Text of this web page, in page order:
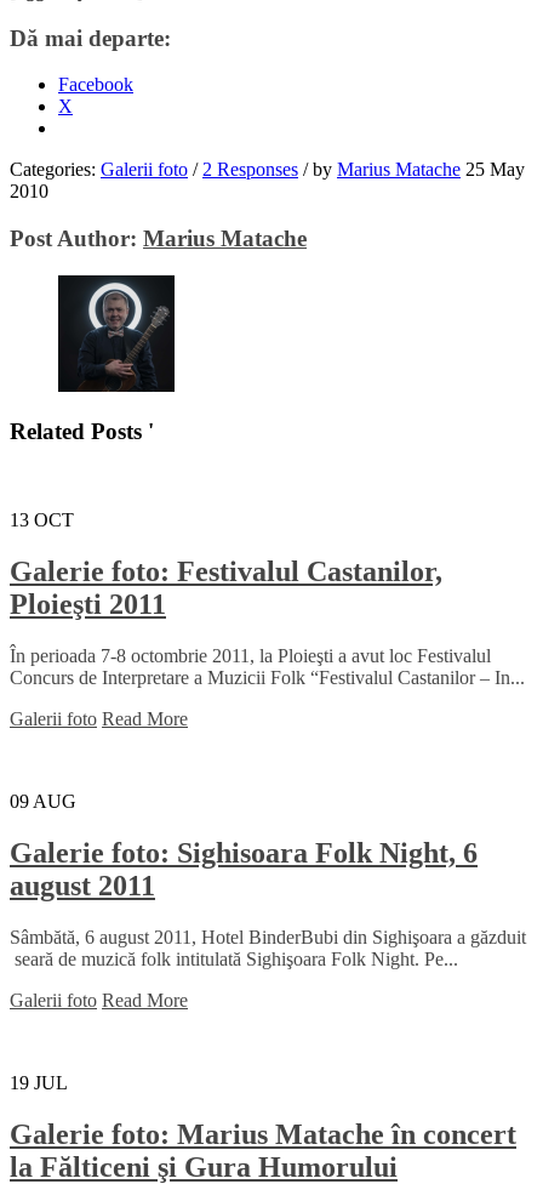
Dă mai departe:
Facebook
X
Categories: Galerii foto / 2 Responses /by Marius Matache 25 May
2010
Post Author: Marius Matache
Related Posts '
13 OCT
Galerie foto: Festivalul Castanilor,
Ploieşti 2011
În perioada 7-8 octombrie 2011, la Ploieşti a avut loc Festivalul
Concurs de Interpretare a Muzicii Folk “Festivalul Castanilor – In...
Galerii foto Read More
09 AUG
Galerie foto: Sighisoara Folk Night, 6
august 2011
Sâmbătă, 6 august 2011, Hotel BinderBubi din Sighişoara a găzduit
seară de muzică folk intitulată Sighişoara Folk Night. Pe...
Galerii foto Read More
19 JUL
Galerie foto: Marius Matache în concert
la Fălticeni şi Gura Humorului